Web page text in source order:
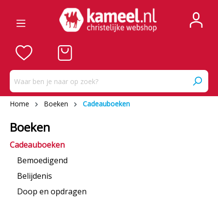
Home Boeken Cadeauboeken
Boeken
Cadeauboeken
Bemoedigend
Belijdenis
Doop en opdragen